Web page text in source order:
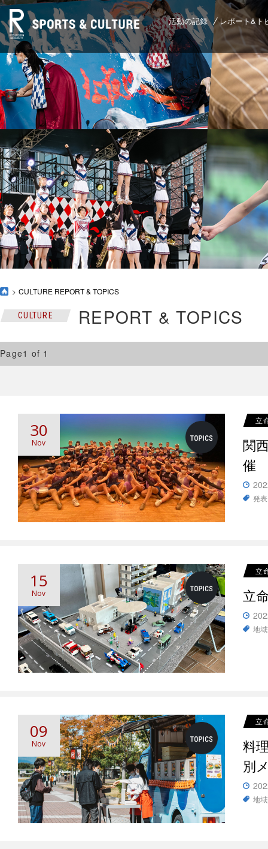
活動の記録 レポート&ト
CULTURE REPORT & TOPICS
CULTURE REPORT & TOPICS
Page1 of 1
30
Nov
立
関
催
発
15
Nov
立
立
地
09
Nov
立
料
別
地